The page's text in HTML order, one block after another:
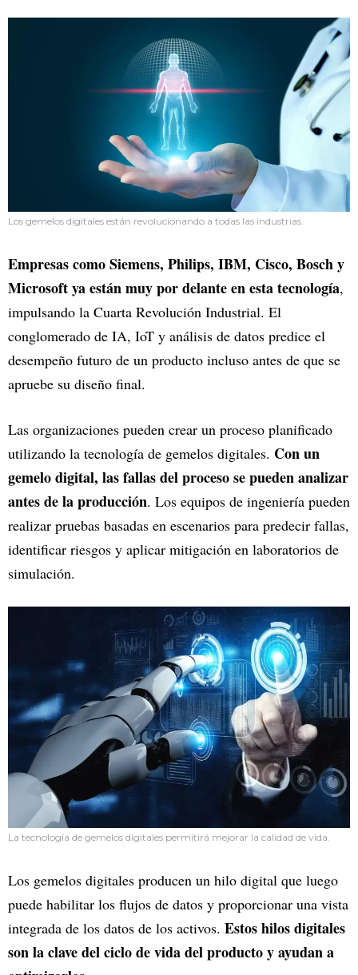
Los gemelos digitales están revolucionando a todas las industrias.
Empresas como Siemens, Philips, IBM, Cisco, Bosch y
Microsoft ya están muy por delante en esta tecnología,
impulsando la Cuarta Revolución Industrial. El
conglomerado de IA, IoT y análisis de datos predice el
desempeño futuro de un producto incluso antes de que se
apruebe su diseño final.
Las organizaciones pueden crear un proceso planificado
utilizando la tecnología de gemelos digitales. Con un
gemelo digital, las fallas del proceso se pueden analizar
antes de la producción. Los equipos de ingeniería pueden
realizar pruebas basadas en escenarios para predecir fallas,
identificar riesgos y aplicar mitigación en laboratorios de
simulación.
La tecnología de gemelos digitales permitirá mejorar la calidad de vida.
Los gemelos digitales producen un hilo digital que luego
puede habilitar los flujos de datos y proporcionar una vista
integrada de los datos de los activos. Estos hilos digitales
son la clave del ciclo de vida del producto y ayudan a